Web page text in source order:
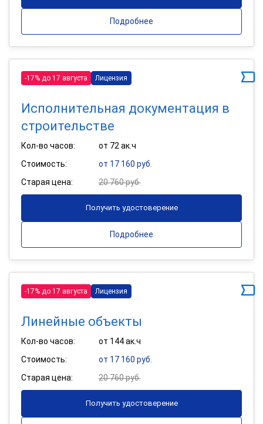
Подробнее
-17% до 17 августа Лицензия
Исполнительная документация в
строительстве
Кол-во часов:
от 72 ак.ч
Стоимость:
от 17 160 руб.
Старая цена:
20 760 руб.
Получить удостоверение
Подробнее
-17% до 17 августа Лицензия
Линейные объекты
Кол-во часов:
от 144 ак.ч
Стоимость:
от 17 160 руб.
Старая цена:
20 760 руб.
Получить удостоверение